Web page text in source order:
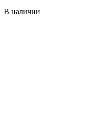
В наличии